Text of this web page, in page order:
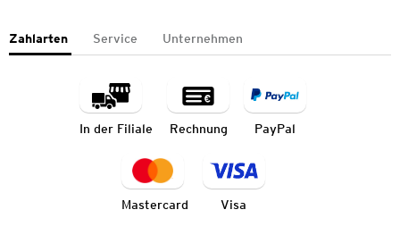
Zahlarten Service Unternehmen
In der Filiale Rechnung PayPal
Mastercard Visa